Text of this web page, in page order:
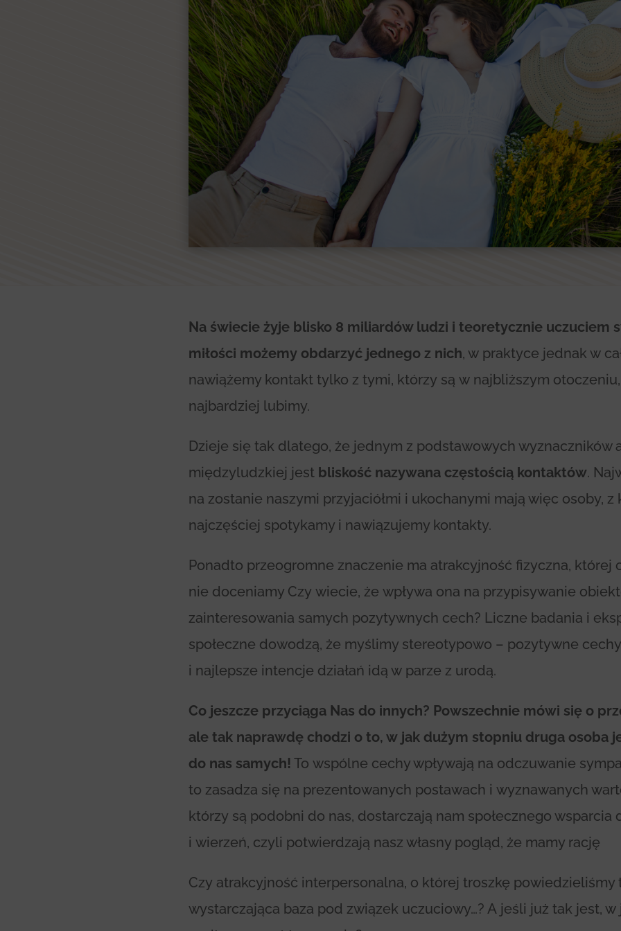
Na świecie żyje blisko 8 miliardów ludzi i teoretycznie uczuciem
miłości możemy obdarzyć jednego z nich, w praktyce jednak w
nawiążemy kontakt tylko z tymi, którzy są w najbliższym
najbardziej lubimy.
Dzieje się tak dlatego, że jednym z podstawowych wyznaczników
międzyludzkiej jest bliskość nazywana częstością kontaktów.
na zostanie naszymi przyjaciółmi i ukochanymi mają więc osoby, z
najczęściej spotykamy i nawiązujemy kontakty.
Ponadto przeogromne znaczenie ma atrakcyjność fizyczna, której
nie doceniamy Czy wiecie, że wpływa ona na przypisywanie
zainteresowania samych pozytywnych cech? Liczne badania i
społeczne dowodzą, że myślimy stereotypowo – pozytywne
i najlepsze intencje działań idą w parze z urodą.
Co jeszcze przyciąga Nas do innych? Powszechnie mówi się o
ale tak naprawdę chodzi o to, w jak dużym stopniu druga osoba
do nas samych! To wspólne cechy wpływają na odczuwanie
to zasadza się na prezentowanych postawach i wyznawanych
którzy są podobni do nas, dostarczają nam społecznego wsparcia
i wierzeń, czyli potwierdzają nasz własny pogląd, że mamy rację
Czy atrakcyjność interpersonalna, o której troszkę powiedzieliśmy
wystarczająca baza pod związek uczuciowy…? A jeśli już tak jest, w